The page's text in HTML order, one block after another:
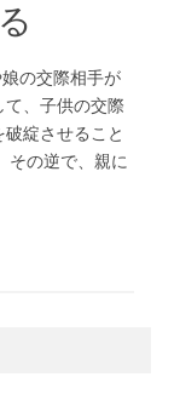
の交際相手が
、子供の交際
綻させること
その逆で、親に